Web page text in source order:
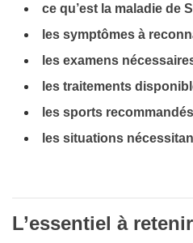
ce qu’est la maladie de
les symptômes à
les examens
les traitements
les sports
les situations
L’essentiel à retenir